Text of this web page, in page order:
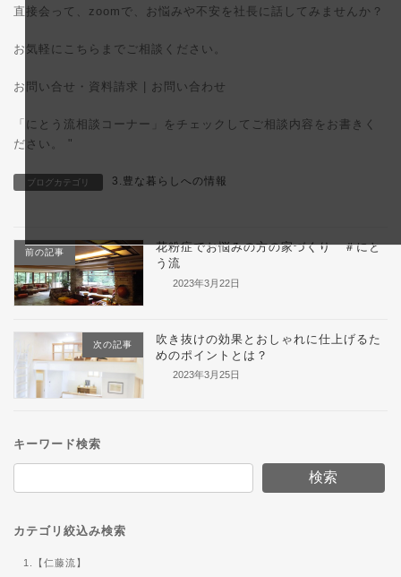
直接会って、zoomで、お悩みや不安を社長に話してみませんか？
お気軽にこちらまでご相談ください。
お問い合せ・資料請求 | お問い合わせ
「にとう流相談コーナー」をチェックしてご相談内容をお書きく
ださい。
"
ブログカテゴリ 3.豊な暮らしへの情報
前の記事
花粉症でお悩みの方の家づくり ＃にと
う流
2023年3月22日
次の記事
吹き抜けの効果とおしゃれに仕上げるた
めのポイントとは？
2023年3月25日
キーワード検索
検索
カテゴリ絞込み検索
1.【仁藤流】